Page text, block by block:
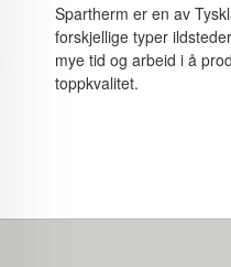
Spartherm er en av
forskjellige typer
mye tid og arbeid i å
toppkvalitet.